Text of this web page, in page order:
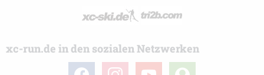
xc-run.de in den sozialen Netzwerken
facebook instagramyoutube
user-